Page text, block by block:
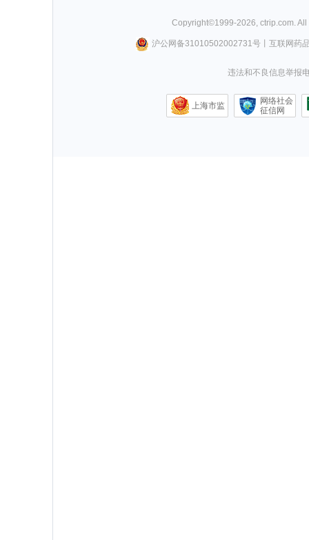
Copyright©1999-2026, ctrip.com.
沪公网备31010502002731号丨 互联网药
违法和不良信息举报
上海市监
网络社会
征信网